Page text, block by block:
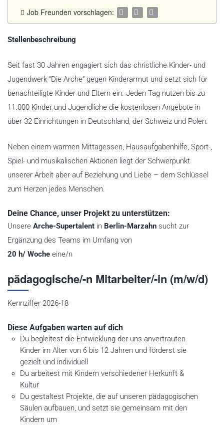
Job Freunden vorschlagen:
Stellenbeschreibung
Seit fast 30 Jahren engagiert sich das christliche Kinder- und
Jugendwerk “Die Arche“ gegen Kinderarmut und setzt sich für
benachteiligte Kinder und Eltern ein. Jeden Tag nutzen bis zu
11.000 Kinder und Jugendliche die kostenlosen Angebote in
über 32 Einrichtungen in Deutschland, der Schweiz und Polen.
Neben einem warmen Mittagessen, Hausaufgabenhilfe, Sport-,
Spiel- und musikalischen Aktionen liegt der Schwerpunkt
unserer Arbeit aber auf Beziehung und Liebe – dem Schlüssel
zum Herzen jedes Menschen.
Deine Chance, unser Projekt zu unterstützen:
Unsere Arche-Supertalent in Berlin-Marzahn sucht zur
Ergänzung des Teams im Umfang von
20 h/ Woche eine/n
pädagogische/-n Mitarbeiter/-in (m/w/d)
Kennziffer 2026-18
Diese Aufgaben warten auf dich
Du begleitest die Entwicklung der uns anvertrauten
Kinder im Alter von 6 bis 12 Jahren und förderst sie
gezielt und individuell
Du arbeitest mit Kindern verschiedener Herkunft &
Kultur
Du gestaltest Projekte, die auf unseren pädagogischen
Säulen aufbauen, und setzt sie gemeinsam mit den
Kindern um